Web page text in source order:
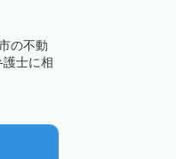
の不動
士に相